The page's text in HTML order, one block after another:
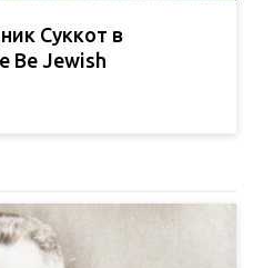
Суккот в
Be Jewish